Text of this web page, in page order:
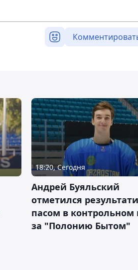
18:20, Сегодня
Андрей Буяльский
отметился
пасом в контрольном
за "Полонию Бытом"